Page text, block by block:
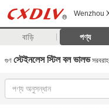
Wenzhou
বাড়ি পণ্য
গুণ স্টেইনলেস স্টিল বল ভালভ